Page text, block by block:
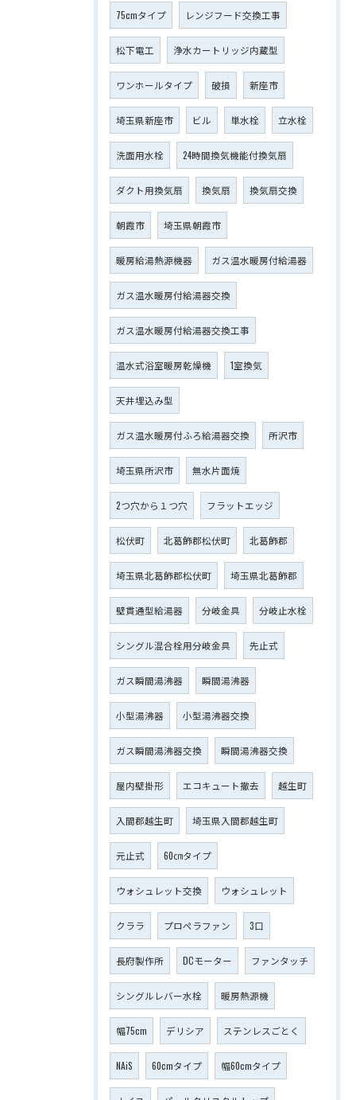
75cmタイプ レンジフード交換工事
松下電工 浄水カートリッジ内蔵型
ワンホールタイプ 破損 新座市
埼玉県新座市 ビル 単水栓 立水栓
洗面用水栓 24時間換気機能付換気扇
ダクト用換気扇 換気扇 換気扇交換
朝霞市 埼玉県朝霞市
暖房給湯熱源機器 ガス温水暖房付給湯器
ガス温水暖房付給湯器交換
ガス温水暖房付給湯器交換工事
温水式浴室暖房乾燥機 1室換気
天井埋込み型
ガス温水暖房付ふろ給湯器交換 所沢市
埼玉県所沢市 無水片面焼
2つ穴から１つ穴 フラットエッジ
松伏町 北葛飾郡松伏町 北葛飾郡
埼玉県北葛飾郡松伏町 埼玉県北葛飾郡
壁貫通型給湯器 分岐金具 分岐止水栓
シングル混合栓用分岐金具 先止式
ガス瞬間湯沸器 瞬間湯沸器
小型湯沸器 小型湯沸器交換
ガス瞬間湯沸器交換 瞬間湯沸器交換
屋内壁掛形 エコキュート撤去 越生町
入間郡越生町 埼玉県入間郡越生町
元止式 60㎝タイプ
ウォシュレット交換 ウォシュレット
クララ プロペラファン 3口
長府製作所 DCモーター ファンタッチ
シングルレバー水栓 暖房熱源機
幅75cm デリシア ステンレスごとく
NAiS 60cmタイプ 幅60cmタイプ